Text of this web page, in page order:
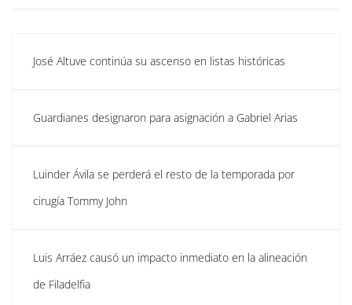
José Altuve continúa su ascenso en listas históricas
Guardianes designaron para asignación a Gabriel Arias
Luinder Ávila se perderá el resto de la temporada por
cirugía Tommy John
Luis Arráez causó un impacto inmediato en la alineación
de Filadelfia